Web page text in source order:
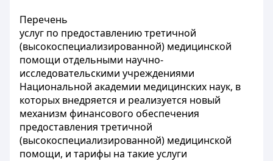
Перечень
услуг по предоставлению третичной
(высокоспециализированной) медицинской
помощи отдельными научно-
исследовательскими учреждениями
Национальной академии медицинских наук, в
которых внедряется и реализуется новый
механизм финансового обеспечения
предоставления третичной
(высокоспециализированной) медицинской
помощи, и тарифы на такие услуги